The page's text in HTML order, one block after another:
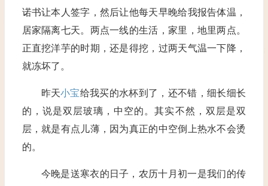
诺书让本人签字，然后让他每天早晚给我报告体温，
居家隔离七天。两点一线的生活，家里，地里两点。
正直挖洋芋的时期，还是得挖，过两天气温一下降，
就冻坏了。
昨天小宝给我买的水杯到了，还不错，细长细长
的，说是双层玻璃，中空的。其实不然，双层是双
层，就是有点儿薄，因为真正的中空倒上热水不会烫
的。
今晚是送寒衣的日子，农历十月初一是我们的传